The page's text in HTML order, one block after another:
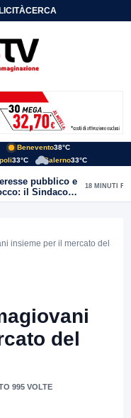
CERCA
Benevento38°C
33°C Salerno33°C
pubblico e
il Sindaco
di Molinara
18 MINUTI FA
insieme per il mercato del
del
995 VOLTE